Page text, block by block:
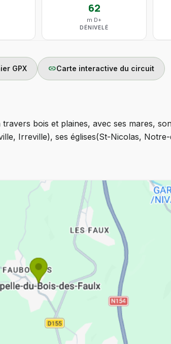
62
m D+
DÉNIVELÉ
GPX linkCarte interactive du circuit
bois et plaines, avec ses mares,
Irreville), ses églises(St-Nicolas,